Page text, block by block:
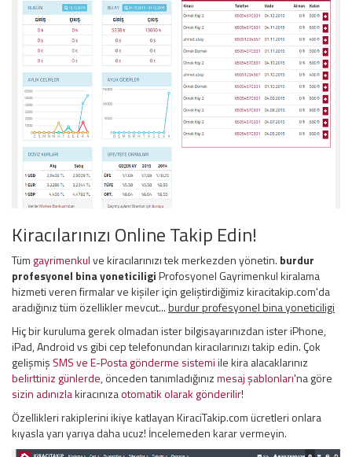
Kiracılarınızı Online Takip Edin!
Tüm gayrimenkulve kiracılarınızı tek merkezden yönetin. burdur
profesyonel bina yoneticiligiProfosyonel Gayrimenkul kiralama
hizmeti veren firmalar ve kişiler için geliştirdiğimiz kiracitakip.com'da
aradığınız tüm özellikler mevcut...burdur profesyonel bina yoneticiligi
Hiç bir kuruluma gerek olmadan ister bilgisayarınızdan ister iPhone,
iPad, Android vs gibi cep telefonundan kiracılarınızı takip edin. Çok
gelişmiş SMS ve E-Posta gönderme sistemiile kira alacaklarınız
belirttiniz günlerde, önceden tanımladığınızmesaj şablonları'na göre
sizin adınızlakiracınızaotomatik olarak gönderilir!
Özellikleri rakiplerini ikiye katlayan KiraciTakip.com ücretleri onlara
kıyasla yarı yarıya daha ucuz! İncelemeden karar vermeyin.